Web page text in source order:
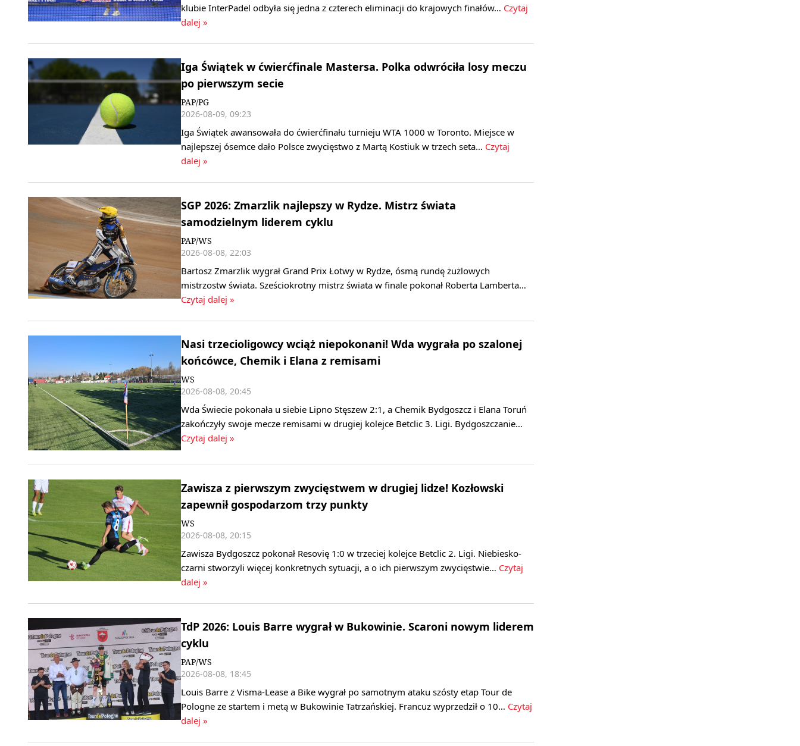
klubie InterPadel odbyła się jedna z czterech eliminacji do krajowych finałów… Czytaj
dalej »
Iga Świątek w ćwierćfinale Mastersa. Polka odwróciła losy meczu
po pierwszym secie
PAP/PG
2026-08-09, 09:23
Iga Świątek awansowała do ćwierćfinału turnieju WTA 1000 w Toronto. Miejsce w
najlepszej ósemce dało Polsce zwycięstwo z Martą Kostiuk w trzech seta… Czytaj
dalej »
SGP 2026: Zmarzlik najlepszy w Rydze. Mistrz świata
samodzielnym liderem cyklu
PAP/WS
2026-08-08, 22:03
Bartosz Zmarzlik wygrał Grand Prix Łotwy w Rydze, ósmą rundę żużlowych
mistrzostw świata. Sześciokrotny mistrz świata w finale pokonał Roberta Lamberta…
Czytaj dalej »
Nasi trzecioligowcy wciąż niepokonani! Wda wygrała po szalonej
końcówce, Chemik i Elana z remisami
WS
2026-08-08, 20:45
Wda Świecie pokonała u siebie Lipno Stęszew 2:1, a Chemik Bydgoszcz i Elana Toruń
zakończyły swoje mecze remisami w drugiej kolejce Betclic 3. Ligi. Bydgoszczanie…
Czytaj dalej »
Zawisza z pierwszym zwycięstwem w drugiej lidze! Kozłowski
zapewnił gospodarzom trzy punkty
WS
2026-08-08, 20:15
Zawisza Bydgoszcz pokonał Resovię 1:0 w trzeciej kolejce Betclic 2. Ligi. Niebiesko-
czarni stworzyli więcej konkretnych sytuacji, a o ich pierwszym zwycięstwie… Czytaj
dalej »
TdP 2026: Louis Barre wygrał w Bukowinie. Scaroni nowym liderem
cyklu
PAP/WS
2026-08-08, 18:45
Louis Barre z Visma-Lease a Bike wygrał po samotnym ataku szósty etap Tour de
Pologne ze startem i metą w Bukowinie Tatrzańskiej. Francuz wyprzedził o 10… Czytaj
dalej »